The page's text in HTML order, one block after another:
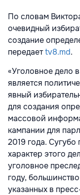
По словам
очевидный
создание
передаетtv8.md.
«Уголовное дело
является
явный
для создания
массовой
кампании для
2019 года.
характер этого
уголовное
году,
указанных в